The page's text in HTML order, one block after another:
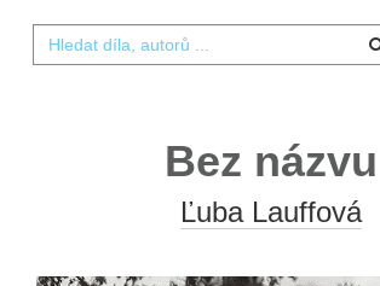
Bez názvu
Ľuba Lauffová